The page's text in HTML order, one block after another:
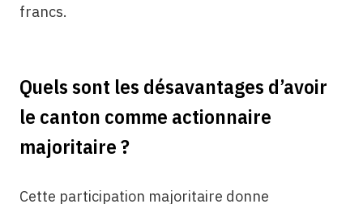
francs.
Quels sont les désavantages d’avoir
le canton comme actionnaire
majoritaire ?
Cette participation majoritaire donne